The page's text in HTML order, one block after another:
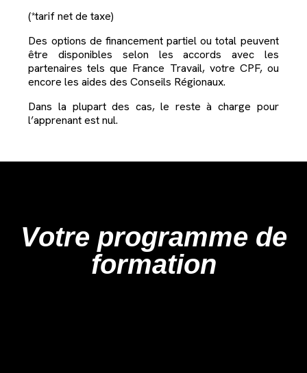
(*tarif net de taxe)
Des options de financement partiel ou total peuvent
être disponibles selon les accords avec les
partenaires tels que France Travail, votre CPF, ou
encore les aides des Conseils Régionaux.
Dans la plupart des cas, le reste à charge pour
l’apprenant est nul.
Votre programme de
formation